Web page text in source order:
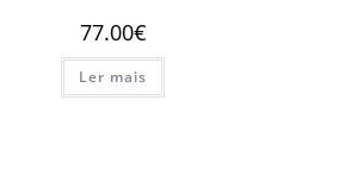
77.00€
Ler mais